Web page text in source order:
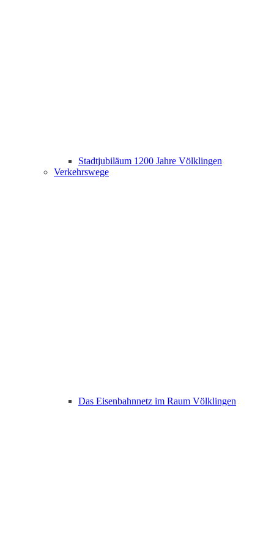
Stadtjubiläum 1200 Jahre Völklingen
Verkehrswege
Das Eisenbahnnetz im Raum Völklingen